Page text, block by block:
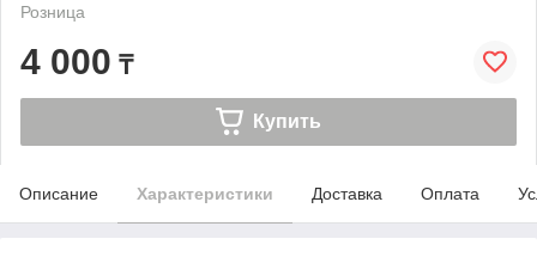
Розница
4 000 ₸
Купить
Описание Характеристики Доставка Оплата